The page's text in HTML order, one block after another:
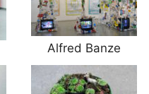
Alfred Banze